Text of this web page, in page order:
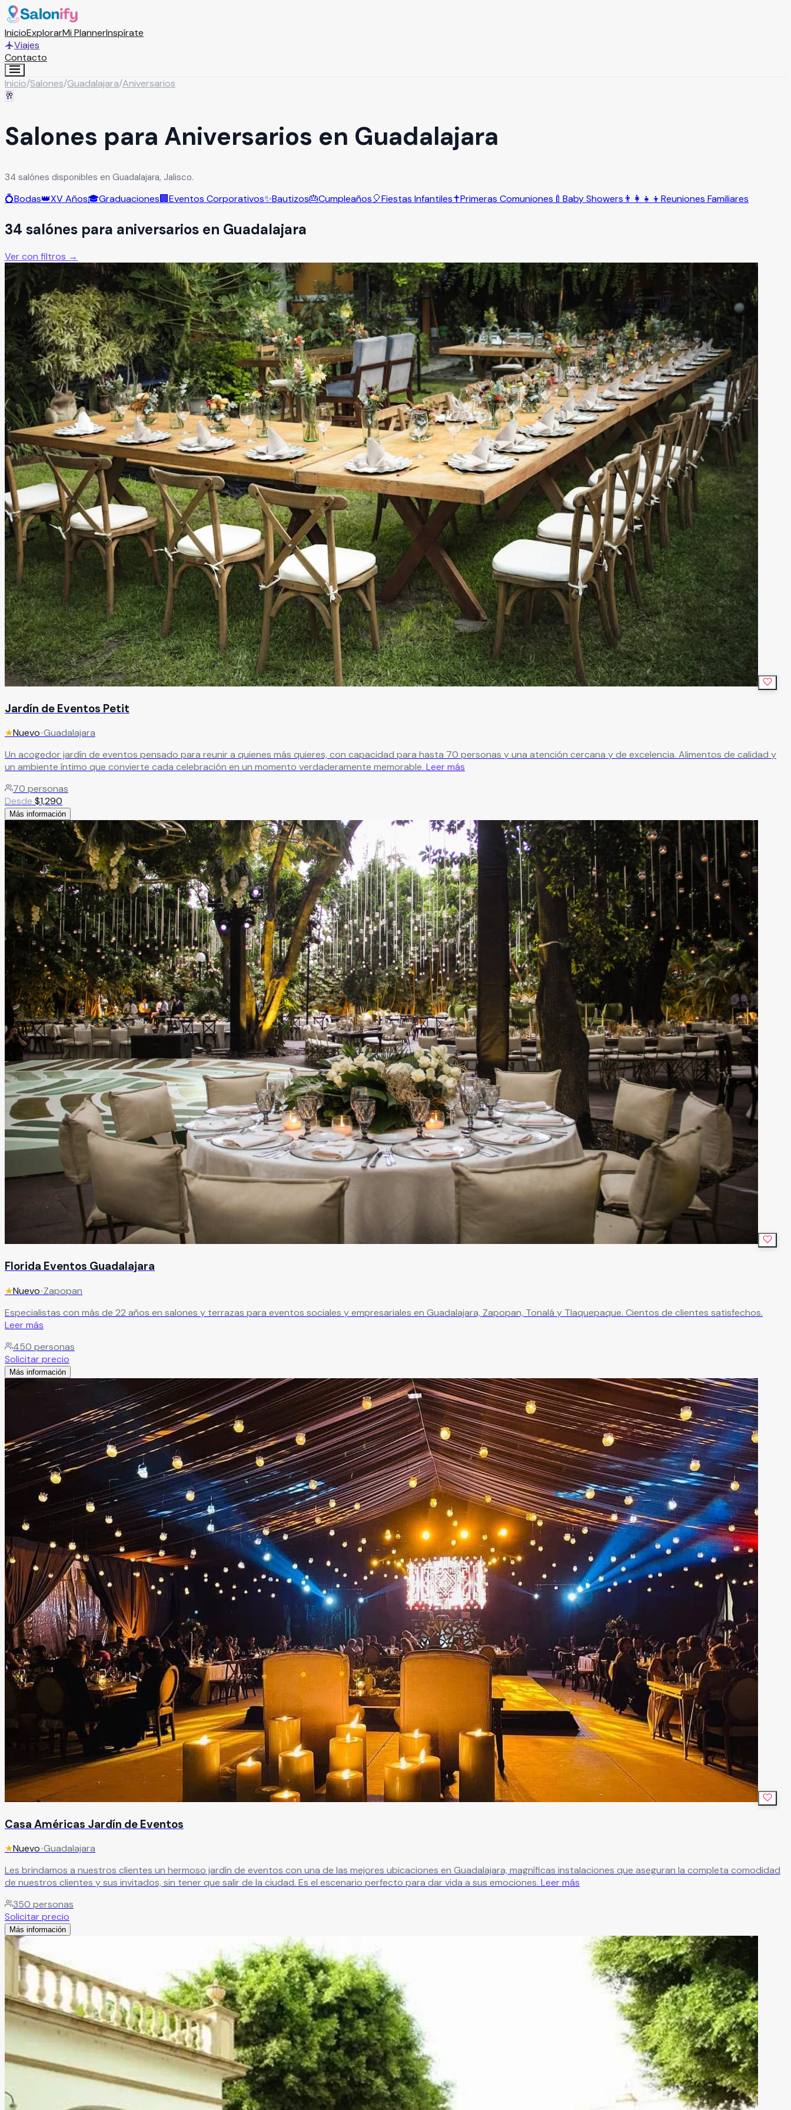
InicioExplorarMi PlannerInspírate
Viajes
Contacto
Inicio/Salones/Guadalajara/Aniversarios
🥂
Salones para Aniversarios en Guadalajara
34 salónes disponibles en Guadalajara, Jalisco.
💍Bodas👑XV Años🎓Graduaciones🏢Eventos Corporativos✨Bautizos🎂Cumpleaños🎈Fiestas Infantiles✝️Primeras Comuniones 🍼 Baby Showers 👨‍👩‍👧‍👦 Reuniones Familiares
34 salónes para aniversarios en Guadalajara
Ver con filtros →
Jardín de Eventos Petit
★Nuevo•Guadalajara
Un acogedor jardín de eventos pensado para reunir a quienes más quieres, con capacidad para hasta 70 personas y una atención cercana y de excelencia. Alimentos de calidad y
un ambiente íntimo que convierte cada celebración en un momento verdaderamente memorable. Leer más
70 personas
Desde $1,290
Más información
Florida Eventos Guadalajara
★Nuevo•Zapopan
Especialistas con más de 22 años en salones y terrazas para eventos sociales y empresariales en Guadalajara, Zapopan, Tonalá y Tlaquepaque. Cientos de clientes satisfechos.
Leer más
450 personas
Solicitar precio
Más información
Casa Américas Jardín de Eventos
★Nuevo•Guadalajara
Les brindamos a nuestros clientes un hermoso jardín de eventos con una de las mejores ubicaciones en Guadalajara, magníficas instalaciones que aseguran la completa comodidad
de nuestros clientes y sus invitados, sin tener que salir de la ciudad. Es el escenario perfecto para dar vida a sus emociones. Leer más
350 personas
Solicitar precio
Más información